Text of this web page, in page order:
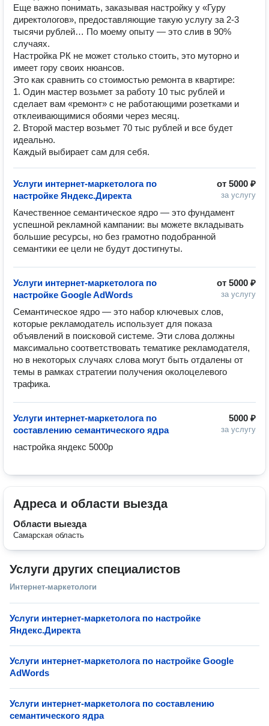
Еще важно понимать, заказывая настройку у «Гуру
директологов», предоставляющие такую услугу за 2-3
тысячи рублей… По моему опыту — это слив в 90%
случаях.
Настройка РК не может столько стоить, это муторно и
имеет гору своих нюансов.
Это как сравнить со стоимостью ремонта в квартире:
1. Один мастер возьмет за работу 10 тыс рублей и
сделает вам «ремонт» с не работающими розетками и
отклеивающимися обоями через месяц.
2. Второй мастер возьмет 70 тыс рублей и все будет
идеально.
Каждый выбирает сам для себя.
от 5000 ₽
за услугу
Услуги интернет-маркетолога по
настройке Яндекс.Директа
Качественное семантическое ядро — это фундамент
успешной рекламной кампании: вы можете вкладывать
большие ресурсы, но без грамотно подобранной
семантики ее цели не будут достигнуты.
от 5000 ₽
за услугу
Услуги интернет-маркетолога по
настройке Google AdWords
Семантическое ядро — это набор ключевых слов,
которые рекламодатель использует для показа
объявлений в поисковой системе. Эти слова должны
максимально соответствовать тематике рекламодателя,
но в некоторых случаях слова могут быть отдалены от
темы в рамках стратегии получения околоцелевого
трафика.
5000 ₽
за услугу
Услуги интернет-маркетолога по
составлению семантического ядра
настройка яндекс 5000р
Адреса и области выезда
Области выезда
Самарская область
Услуги других специалистов
Интернет-маркетологи
Услуги интернет-маркетолога по настройке
Яндекс.Директа
Услуги интернет-маркетолога по настройке Google
AdWords
Услуги интернет-маркетолога по составлению
семантического ядра